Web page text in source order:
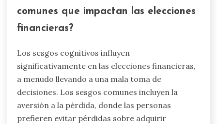
comunes que impactan las elecciones
financieras?
Los sesgos cognitivos influyen
significativamente en las elecciones financieras,
a menudo llevando a una mala toma de
decisiones. Los sesgos comunes incluyen la
aversión a la pérdida, donde las personas
prefieren evitar pérdidas sobre adquirir